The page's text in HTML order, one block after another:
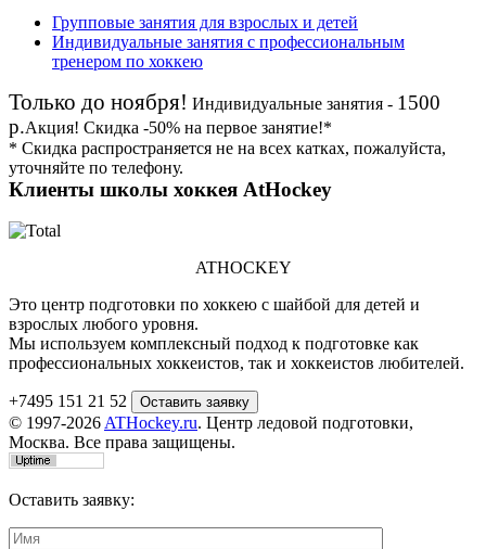
Групповые занятия для взрослых и детей
Индивидуальные занятия с профессиональным
тренером по хоккею
Только до ноября! Индивидуальные занятия - 1500
р.Акция! Скидка -50% на первое занятие!*
* Скидка распространяется не на всех катках, пожалуйста,
уточняйте по телефону.
Клиенты школы хоккея AtHockey
ATHOCKEY
Это центр подготовки по хоккею с шайбой для детей и
взрослых любого уровня.
Мы используем комплексный подход к подготовке как
профессиональных хоккеистов, так и хоккеистов любителей.
+7495 151 21 52
© 1997-2026 ATHockey.ru. Центр ледовой подготовки,
Москва. Все права защищены.
Оставить заявку: